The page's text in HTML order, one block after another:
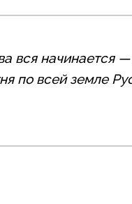
вся начинается
по всей земле